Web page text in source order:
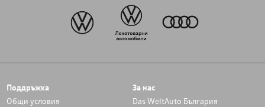
Поддръжка
Общи условия
За нас
Das WeltAuto България